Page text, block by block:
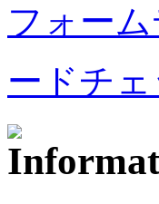
フォー
ードチェ